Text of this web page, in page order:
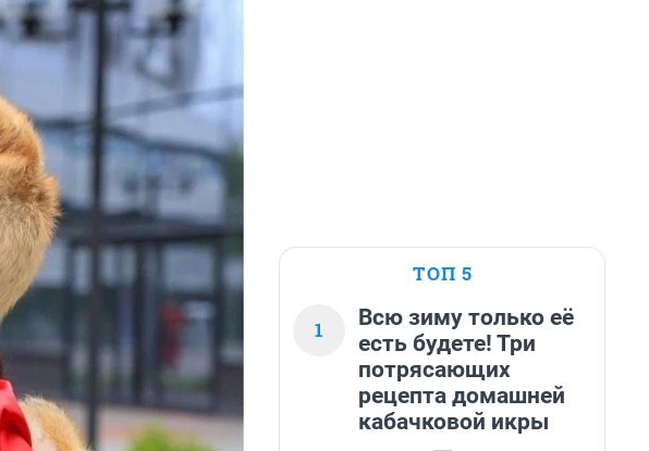
ТОП 5
1
Всю зиму только её
есть будете! Три
потрясающих
рецепта домашней
кабачковой икры